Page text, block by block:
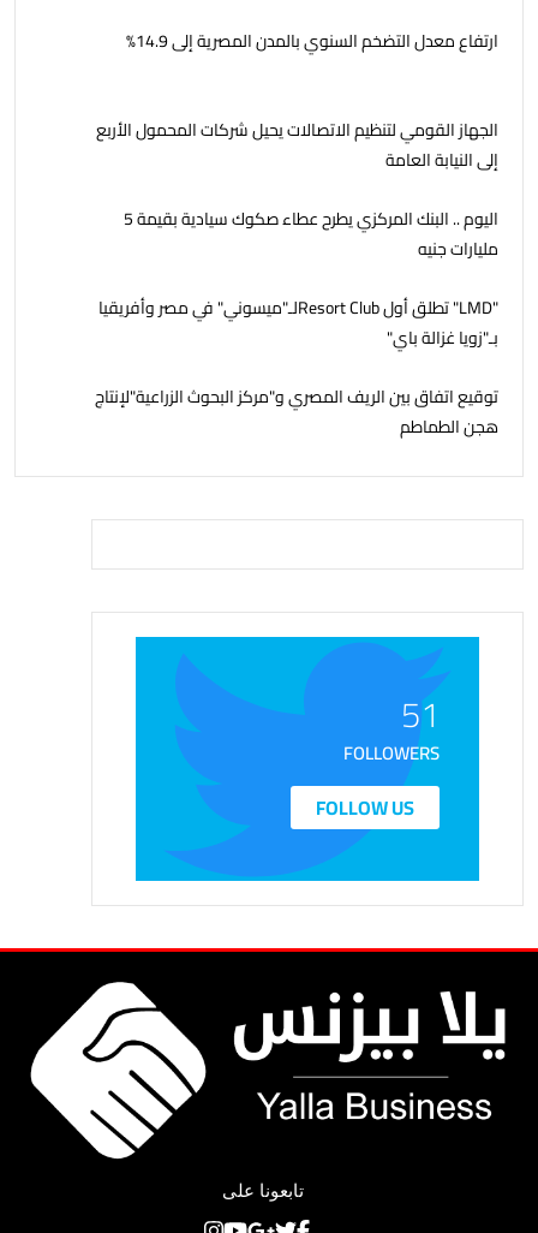
ارتفاع معدل التضخم السنوي بالمدن المصرية إلى 14.9%
الجهاز القومي لتنظيم الاتصالات يحيل شركات المحمول الأربع
إلى النيابة العامة
اليوم .. البنك المركزي يطرح عطاء صكوك سيادية بقيمة 5
مليارات جنيه
"LMD" تطلق أول Resort Clubلـ"ميسوني" في مصر وأفريقيا
بـ"زويا غزالة باي"
توقيع اتفاق بين الريف المصري و"مركز البحوث الزراعية"لإنتاج
هجن الطماطم
51
FOLLOWERS
FOLLOW US
تابعونا على